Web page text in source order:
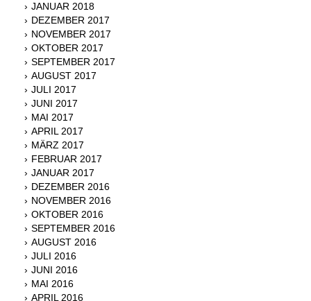
JANUAR 2018
DEZEMBER 2017
NOVEMBER 2017
OKTOBER 2017
SEPTEMBER 2017
AUGUST 2017
JULI 2017
JUNI 2017
MAI 2017
APRIL 2017
MÄRZ 2017
FEBRUAR 2017
JANUAR 2017
DEZEMBER 2016
NOVEMBER 2016
OKTOBER 2016
SEPTEMBER 2016
AUGUST 2016
JULI 2016
JUNI 2016
MAI 2016
APRIL 2016